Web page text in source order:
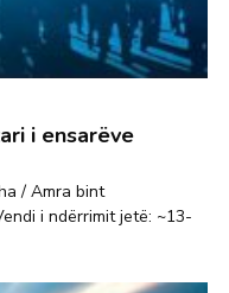
i ensarëve
/ Amra bint
i ndërrimit jetë: ~13-